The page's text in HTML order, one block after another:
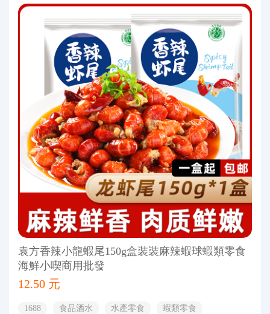
袁方香辣小龍蝦尾150g盒裝裝麻辣蝦球蝦類零食
海鮮小喫商用批發
12.50 元
1688 食品酒水 水產零食
蝦類零食